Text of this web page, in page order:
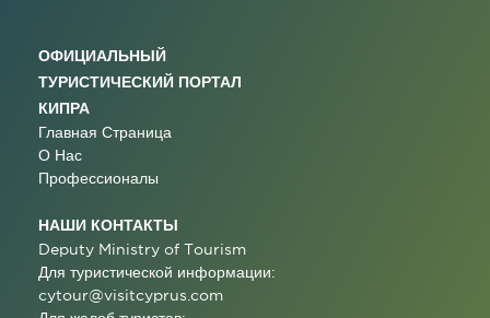
ОФИЦИАЛЬНЫЙ
ТУРИСТИЧЕСКИЙ ПОРТАЛ
КИПРА
Главная Страница
О Нас
Профессионалы
НАШИ КОНТАКТЫ
Deputy Ministry of Tourism
Для туристической информации:
cytour@visitcyprus.com